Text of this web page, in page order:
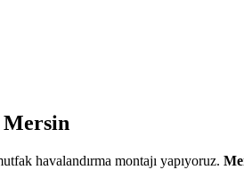
Mersin
havalandırma montajı yapıyoruz.